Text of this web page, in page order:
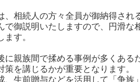
、相続人の方々全員が御納得され
で御説明いたしますので、円滑な
ます。
に親族間で揉める事例が多くある
策を講じるかが重要となります。
、生前贈与などを活用して「争族